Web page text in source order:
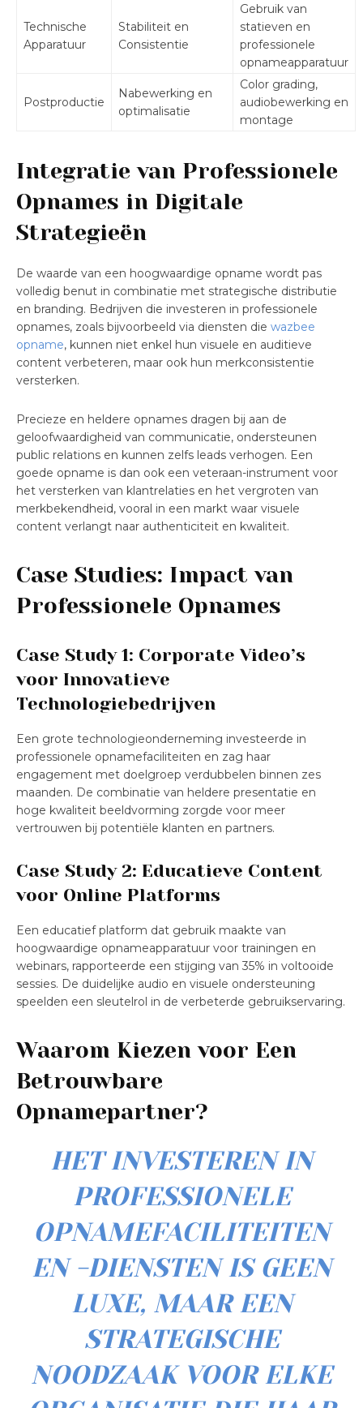
Technische
Apparatuur
Stabiliteit en
Consistentie
Gebruik van
statieven en
professionele
opnameapparatuur
Postproductie
Nabewerking en
optimalisatie
Color grading,
audiobewerking en
montage
Integratie van Professionele
Opnames in Digitale
Strategieën
De waarde van een hoogwaardige opname wordt pas
volledig benut in combinatie met strategische distributie
en branding. Bedrijven die investeren in professionele
opnames, zoals bijvoorbeeld via diensten die wazbee
opname, kunnen niet enkel hun visuele en auditieve
content verbeteren, maar ook hun merkconsistentie
versterken.
Precieze en heldere opnames dragen bij aan de
geloofwaardigheid van communicatie, ondersteunen
public relations en kunnen zelfs leads verhogen. Een
goede opname is dan ook een veteraan-instrument voor
het versterken van klantrelaties en het vergroten van
merkbekendheid, vooral in een markt waar visuele
content verlangt naar authenticiteit en kwaliteit.
Case Studies: Impact van
Professionele Opnames
Case Study 1: Corporate Video’s
voor Innovatieve
Technologiebedrijven
Een grote technologieonderneming investeerde in
professionele opnamefaciliteiten en zag haar
engagement met doelgroep verdubbelen binnen zes
maanden. De combinatie van heldere presentatie en
hoge kwaliteit beeldvorming zorgde voor meer
vertrouwen bij potentiële klanten en partners.
Case Study 2: Educatieve Content
voor Online Platforms
Een educatief platform dat gebruik maakte van
hoogwaardige opnameapparatuur voor trainingen en
webinars, rapporteerde een stijging van 35% in voltooide
sessies. De duidelijke audio en visuele ondersteuning
speelden een sleutelrol in de verbeterde gebruikservaring.
Waarom Kiezen voor Een
Betrouwbare
Opnamepartner?
HET INVESTEREN IN
PROFESSIONELE
OPNAMEFACILITEITEN
EN -DIENSTEN IS GEEN
LUXE, MAAR EEN
STRATEGISCHE
NOODZAAK VOOR ELKE